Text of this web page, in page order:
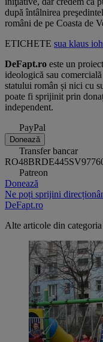
după întâlnirea
români de pe Coasta de
ETICHETE sua klaus
DeFapt.ro este un
ideologică sau
statului român și nici cu
poate fi sprijinit prin
independent.
PayPal
Donează
Transfer bancar
Patreon
Donează
Ne poți sprijini
DeFapt.ro
Alte articole din categoria